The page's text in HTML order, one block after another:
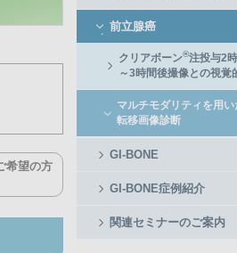
希望の方
前立腺癌
クリアボーン®注投与2
～3時間後撮像との視覚
マルチモダリティを用
転移画像診断
GI-BONE
GI-BONE症例紹介
関連セミナーのご案内